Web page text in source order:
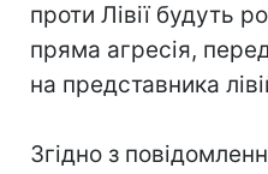
проти Лівії будуть
пряма агресія,
на представника
Згідно з